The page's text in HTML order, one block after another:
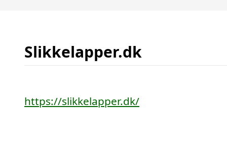
Slikkelapper.dk
https://slikkelapper.dk/